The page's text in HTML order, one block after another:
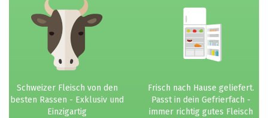
Schweizer Fleisch von den
besten Rassen - Exklusiv und
Einzigartig
Frisch nach Hause geliefert.
Passt in dein Gefrierfach -
immer richtig gutes Fleisch